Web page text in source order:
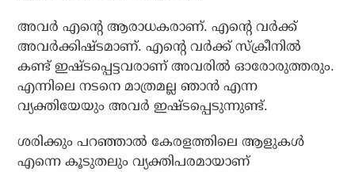
അവര്‍ എന്റെ ആരാധകരാണ്. എന്റെ വര്‍ക്ക്
അവര്‍ക്കിഷ്ടമാണ്. എന്റെ വര്‍ക്ക് സ്‌ക്രീനില്‍
കണ്ട് ഇഷ്ടപ്പെട്ടവരാണ് അവരില്‍ ഓരോരുത്തരും.
എന്നിലെ നടനെ മാത്രമല്ല ഞാന്‍ എന്ന
വ്യക്തിയേയും അവര്‍ ഇഷ്ടപ്പെടുന്നുണ്ട്.
ശരിക്കും പറഞ്ഞാല്‍ കേരളത്തിലെ ആളുകള്‍
എന്നെ കൂടുതലും വ്യക്തിപരമായാണ്